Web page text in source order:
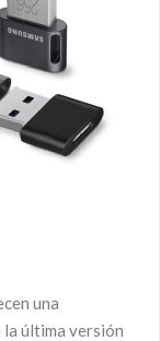
una
la última versión